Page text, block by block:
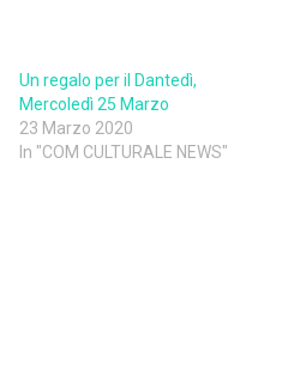
Un regalo per il Dantedì,
Mercoledì 25 Marzo
23 Marzo 2020
In "COM CULTURALE NEWS"